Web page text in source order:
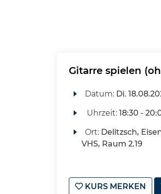
Gitarre spielen
Datum: Di.
Uhrzeit: 18:30 -
Ort: Delitzsch,
VHS, Raum 2.19
KURS MERKEN